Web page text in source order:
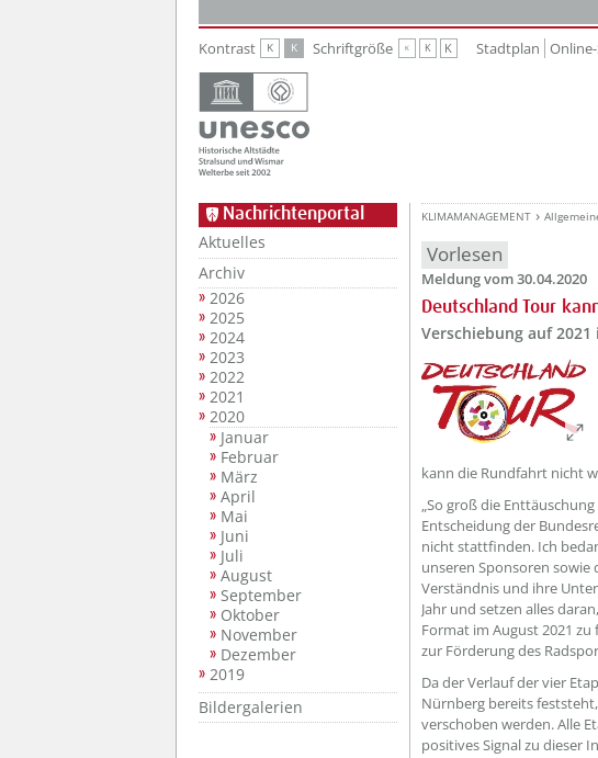
Kontrast K K Schriftgröße K K K Stadtplan
Nachrichtenportal
Aktuelles
Archiv
2026
2025
2024
2023
2022
2021
2020
Januar
Februar
März
April
Mai
Juni
Juli
August
September
Oktober
November
Dezember
2019
Bildergalerien
KLIMAMANAGEMENT
Vorlesen
Meldung vom 30.04.2020
Deutschland Tour
Verschiebung auf 2021
kann die Rundfahrt nicht
„So groß die
Entscheidung der
nicht stattfinden. Ich
unseren Sponsoren sowie
Verständnis und ihre
Jahr und setzen alles
Format im August 2021 zu
zur Förderung des
Da der Verlauf der vier
Nürnberg bereits
verschoben werden. Alle
positives Signal zu dieser